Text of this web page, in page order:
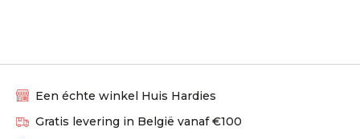
Een échte winkel Huis Hardies
Gratis levering in België vanaf €100